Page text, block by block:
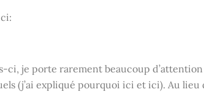
ci, je porte rarement beaucoup
(j’ai expliqué pourquoi ici et ici). Au lieu